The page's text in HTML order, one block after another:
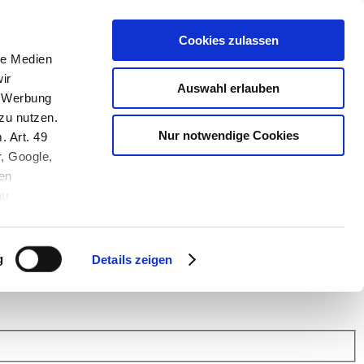
Medien
nutzen.
Art. 49
Google,
Details zeigen
Cookies zulassen
Auswahl erlauben
Nur notwendige Cookies